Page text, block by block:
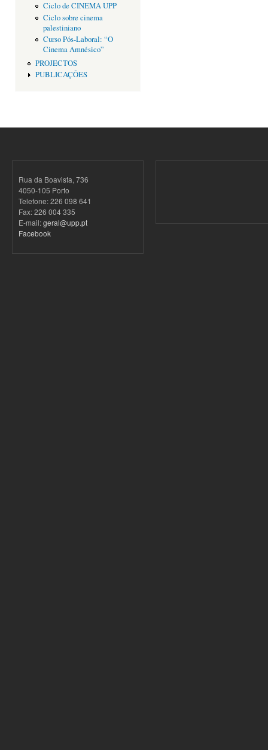
Ciclo de CINEMA UPP
Ciclo sobre cinema
palestiniano
Curso Pós-Laboral: “O
Cinema Amnésico”
PROJECTOS
PUBLICAÇÕES
Rua da Boavista, 736
4050-105 Porto
Telefone: 226 098 641
Fax: 226 004 335
E-mail:geral@upp.pt
Facebook